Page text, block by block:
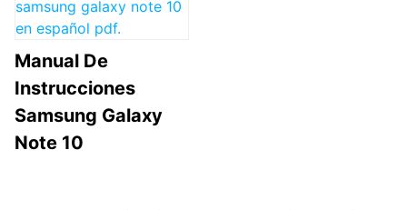
Manual De
Instrucciones
Samsung Galaxy
Note 10